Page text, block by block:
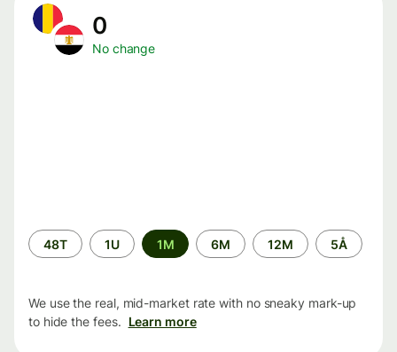
0
No change
Time
period
48T 1U 1M 6M 12M 5Å
We use the real, mid-market rate with no sneaky mark-up
to hide the fees. Learn more